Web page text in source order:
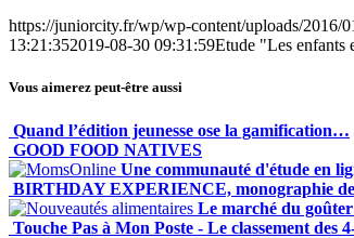
https://juniorcity.fr/wp/wp-content/uploads/2016/
13:21:352019-08-30 09:31:59Etude "Les enfants
Vous aimerez peut-être aussi
Quand l’édition jeunesse ose la gamification…
GOOD FOOD NATIVES
Une communauté d'étude en
BIRTHDAY EXPERIENCE, monographie
Le marché du
Touche Pas à Mon Poste - Le classement des